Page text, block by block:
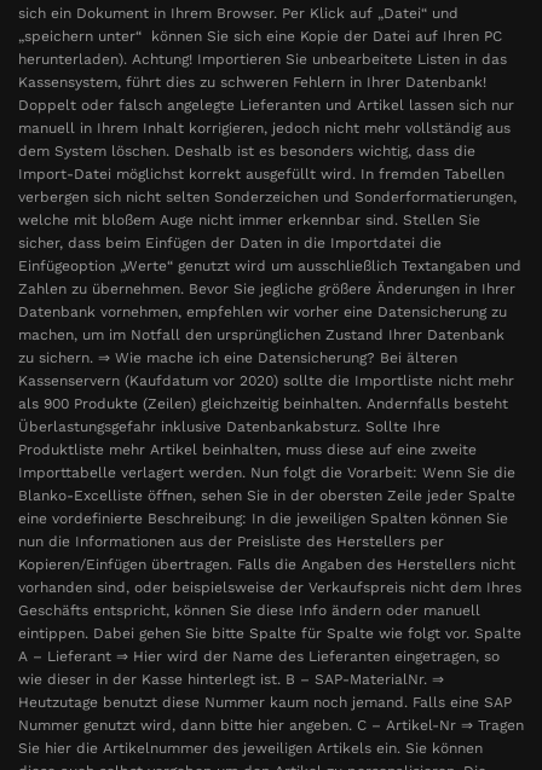
sich ein Dokument in Ihrem Browser. Per Klick auf „Datei“ und
„speichern unter“ können Sie sich eine Kopie der Datei auf Ihren PC
herunterladen). Achtung! Importieren Sie unbearbeitete Listen in das
Kassensystem, führt dies zu schweren Fehlern in Ihrer Datenbank!
Doppelt oder falsch angelegte Lieferanten und Artikel lassen sich nur
manuell in Ihrem Inhalt korrigieren, jedoch nicht mehr vollständig aus
dem System löschen. Deshalb ist es besonders wichtig, dass die
Import-Datei möglichst korrekt ausgefüllt wird. In fremden Tabellen
verbergen sich nicht selten Sonderzeichen und Sonderformatierungen,
welche mit bloßem Auge nicht immer erkennbar sind. Stellen Sie
sicher, dass beim Einfügen der Daten in die Importdatei die
Einfügeoption „Werte“ genutzt wird um ausschließlich Textangaben und
Zahlen zu übernehmen. Bevor Sie jegliche größere Änderungen in Ihrer
Datenbank vornehmen, empfehlen wir vorher eine Datensicherung zu
machen, um im Notfall den ursprünglichen Zustand Ihrer Datenbank
zu sichern. ⇒ Wie mache ich eine Datensicherung? Bei älteren
Kassenservern (Kaufdatum vor 2020) sollte die Importliste nicht mehr
als 900 Produkte (Zeilen) gleichzeitig beinhalten. Andernfalls besteht
Überlastungsgefahr inklusive Datenbankabsturz. Sollte Ihre
Produktliste mehr Artikel beinhalten, muss diese auf eine zweite
Importtabelle verlagert werden. Nun folgt die Vorarbeit: Wenn Sie die
Blanko-Excelliste öffnen, sehen Sie in der obersten Zeile jeder Spalte
eine vordefinierte Beschreibung: In die jeweiligen Spalten können Sie
nun die Informationen aus der Preisliste des Herstellers per
Kopieren/Einfügen übertragen. Falls die Angaben des Herstellers nicht
vorhanden sind, oder beispielsweise der Verkaufspreis nicht dem Ihres
Geschäfts entspricht, können Sie diese Info ändern oder manuell
eintippen. Dabei gehen Sie bitte Spalte für Spalte wie folgt vor. Spalte
A – Lieferant ⇒ Hier wird der Name des Lieferanten eingetragen, so
wie dieser in der Kasse hinterlegt ist. B – SAP-MaterialNr. ⇒
Heutzutage benutzt diese Nummer kaum noch jemand. Falls eine SAP
Nummer genutzt wird, dann bitte hier angeben. C – Artikel-Nr ⇒ Tragen
Sie hier die Artikelnummer des jeweiligen Artikels ein. Sie können